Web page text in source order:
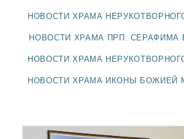
НОВОСТИ
ЕПАРХИИ
НОВОСТИ ХРАМА
НОВОСТИ ХРАМА ПРП. СЕРАФИМА
НОВОСТИ ХРАМА
НОВОСТИ ХРАМА ИКОНЫ БОЖИЕЙ